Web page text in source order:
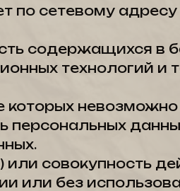
по сетевому адресу
содержащихся в
технологий и
которых
персональных
совокупность
или без